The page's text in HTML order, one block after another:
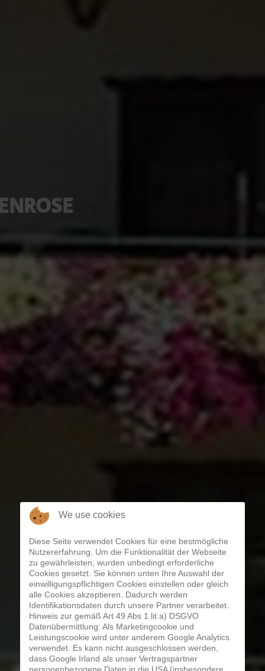
We use cookies
Diese Seite verwendet Cookies für eine bestmögliche
Nutzererfahrung. Um die Funktionalität der Webseite
zu gewährleisten, wurden unbedingt erforderliche
Cookies gesetzt. Sie können unten Ihre Auswahl der
einwilligungspflichtigen Cookies einstellen oder gleich
alle Cookies akzeptieren. Dadurch werden
Identifikationsdaten durch unsere Partner verarbeitet.
Hinweis zur gemäß Art 49 Abs 1 lit a) DSGVO
Datenübermittlung: Als Marketingcookie und
Leistungscookie wird unter anderem Google Analytics
verwendet. Es kann nicht ausgeschlossen werden,
dass Google Irland als unser Vertragspartner